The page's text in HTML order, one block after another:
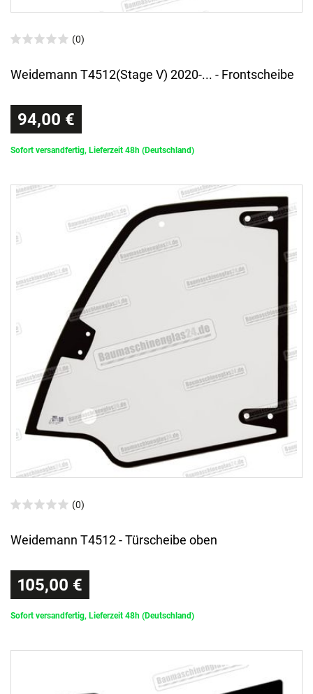
(0)
Weidemann T4512(Stage V) 2020-... - Frontscheibe
94,00 €
Sofort versandfertig, Lieferzeit 48h (Deutschland)
(0)
Weidemann T4512 - Türscheibe oben
105,00 €
Sofort versandfertig, Lieferzeit 48h (Deutschland)